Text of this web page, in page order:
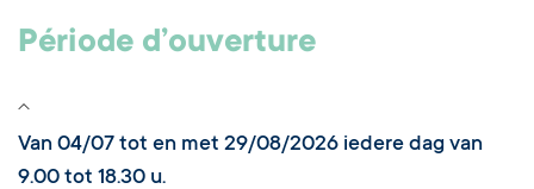
Période d’ouverture
Van 04/07 tot en met 29/08/2026 iedere dag van
9.00 tot 18.30 u.